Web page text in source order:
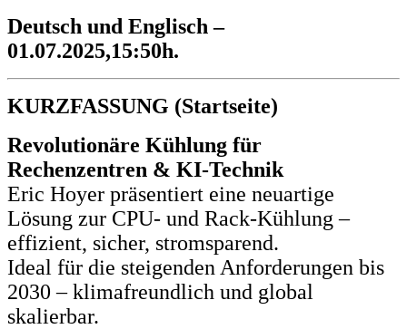
Deutsch und Englisch –
01.07.2025,15:50h.
KURZFASSUNG (Startseite)
Revolutionäre Kühlung für
Rechenzentren & KI-Technik
Eric Hoyer präsentiert eine neuartige
Lösung zur CPU- und Rack-Kühlung –
effizient, sicher, stromsparend.
Ideal für die steigenden Anforderungen bis
2030 – klimafreundlich und global
skalierbar.